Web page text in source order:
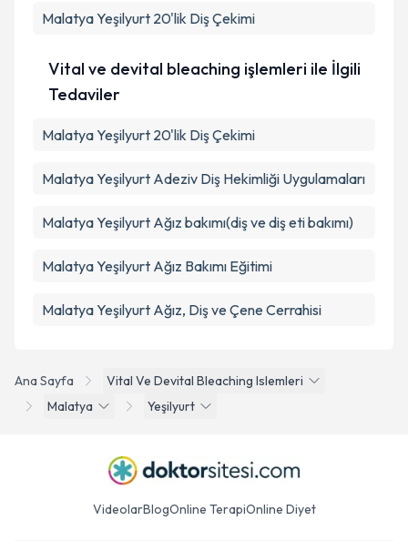
Ana Sayfa
Vital Ve Devital Bleaching Islemleri
Malatya
Yeşilyurt
Malatya Yeşilyurt 20'lik Diş Çekimi
Vital ve devital bleaching işlemleri ile İlgili
Tedaviler
Malatya Yeşilyurt 20'lik Diş Çekimi
Malatya Yeşilyurt Adeziv Diş Hekimliği Uygulamaları
Malatya Yeşilyurt Ağız bakımı(diş ve diş eti bakımı)
Malatya Yeşilyurt Ağız Bakımı Eğitimi
Malatya Yeşilyurt Ağız, Diş ve Çene Cerrahisi
VideolarBlogOnline TerapiOnline Diyet